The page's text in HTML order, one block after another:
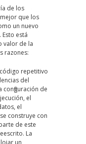
de los
que los
un nuevo
está
valor de la
razones:
repetitivo
del
de
el
el
construye con
de este
La
un